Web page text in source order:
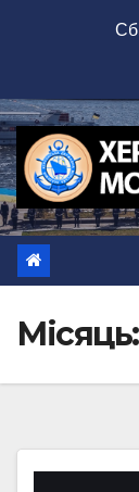
Місяць: